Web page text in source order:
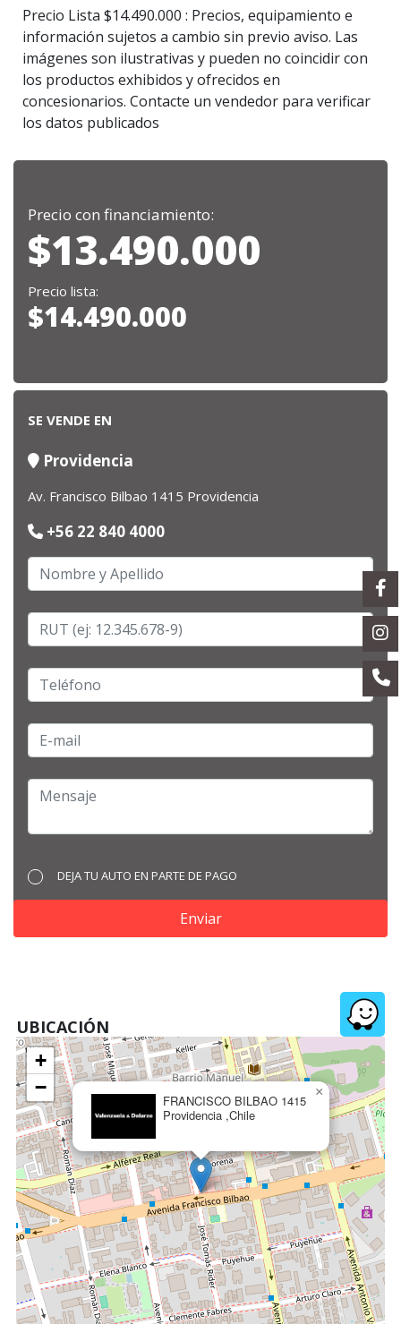
Precio Lista $14.490.000 : Precios, equipamiento e
información sujetos a cambio sin previo aviso. Las
imágenes son ilustrativas y pueden no coincidir con
los productos exhibidos y ofrecidos en
concesionarios. Contacte un vendedor para verificar
los datos publicados
Precio con financiamiento:
$13.490.000
Precio lista:
$14.490.000
SE VENDE EN
Providencia
Av. Francisco Bilbao 1415 Providencia
+56 22 840 4000
DEJA TU AUTO EN PARTE DE PAGO
Enviar
UBICACIÓN
FRANCISCO BILBAO 1415
Providencia ,Chile
×
+
−